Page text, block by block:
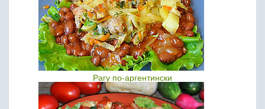
Рагу по-аргентински